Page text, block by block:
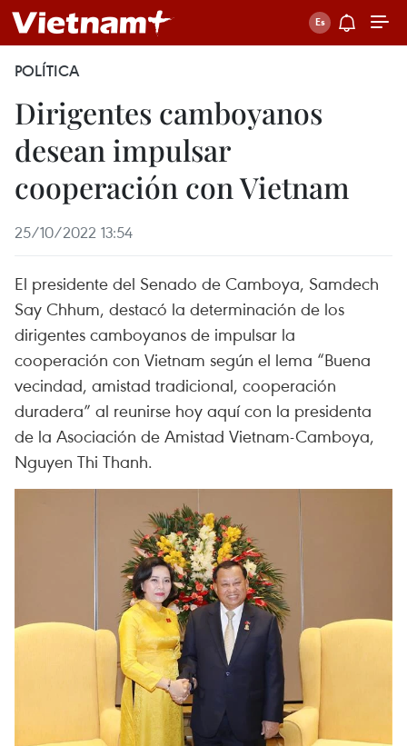
POLÍTICA
Dirigentes camboyanos
desean impulsar
cooperación con Vietnam
25/10/2022 13:54
El presidente del Senado de Camboya, Samdech
Say Chhum, destacó la determinación de los
dirigentes camboyanos de impulsar la
cooperación con Vietnam según el lema “Buena
vecindad, amistad tradicional, cooperación
duradera” al reunirse hoy aquí con la presidenta
de la Asociación de Amistad Vietnam-Camboya,
Nguyen Thi Thanh.